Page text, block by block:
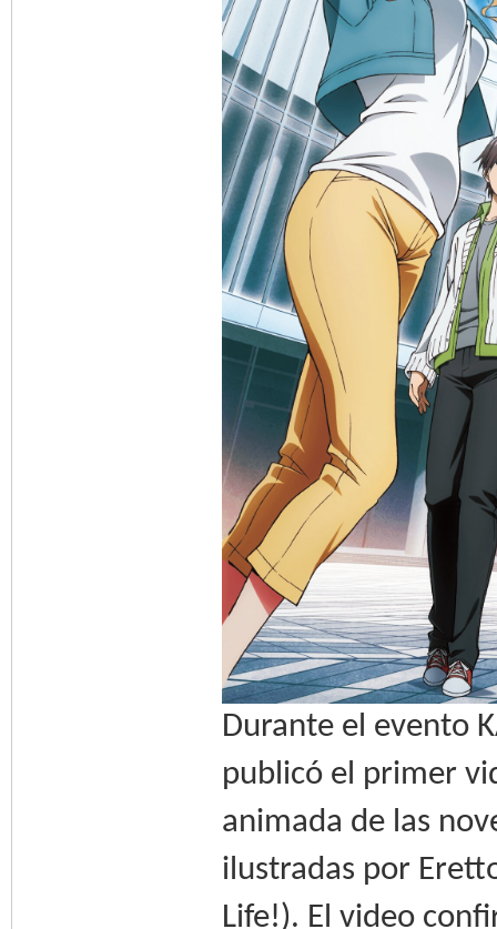
Durante el evento
publicó el primer
animada de las
ilustradas por
Life!). El video